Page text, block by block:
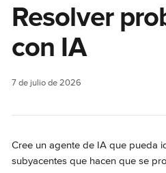
Resolver
con IA
7 de julio de 2026
Cree un agente de IA que pueda
subyacentes que hacen que se